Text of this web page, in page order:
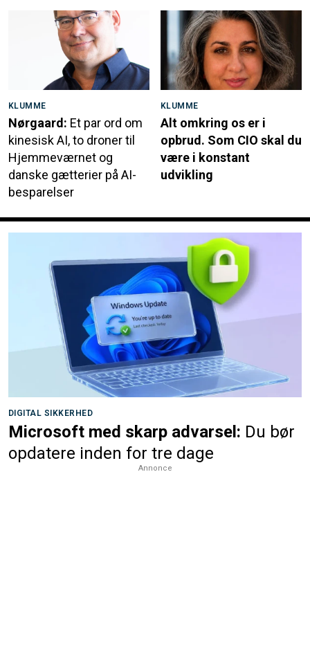
KLUMME
Nørgaard: Et par ord om
kinesisk AI, to droner til
Hjemmeværnet og
danske gætterier på AI-
besparelser
KLUMME
Alt omkring os er i
opbrud. Som CIO skal du
være i konstant
udvikling
DIGITAL SIKKERHED
Microsoft med skarp advarsel: Du bør
opdatere inden for tre dage
Annonce